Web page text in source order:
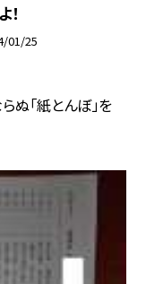
01/25
ぬ「紙とんぼ」を